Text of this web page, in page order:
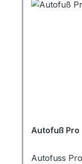
Autofuß Pro
Autofuss